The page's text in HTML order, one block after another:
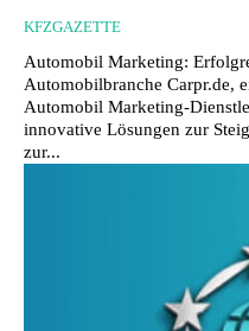
KFZGAZETTE
Automobil Marketing:
Automobilbranche Carpr.de, ein führender Anbieter von
Automobil Marketing-
innovative Lösungen zur
zur...